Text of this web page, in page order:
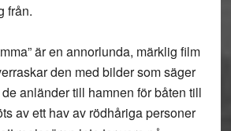
från.
är en annorlunda, märklig film
den med bilder som säger
anländer till hamnen för båten till
av ett hav av rödhåriga personer